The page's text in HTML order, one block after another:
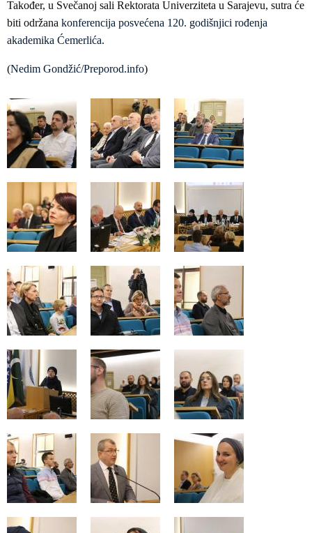
Također, u Svečanoj sali Rektorata Univerziteta u Sarajevu, sutra će
biti održana konferencija posvećena 120. godišnjici rođenja
akademika Ćemerlića.
(Nedim Gondžić/Preporod.info)